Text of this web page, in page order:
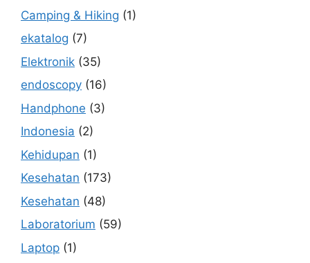
Camping & Hiking (1)
ekatalog (7)
Elektronik (35)
endoscopy (16)
Handphone (3)
Indonesia (2)
Kehidupan (1)
Kesehatan (173)
Kesehatan (48)
Laboratorium (59)
Laptop (1)